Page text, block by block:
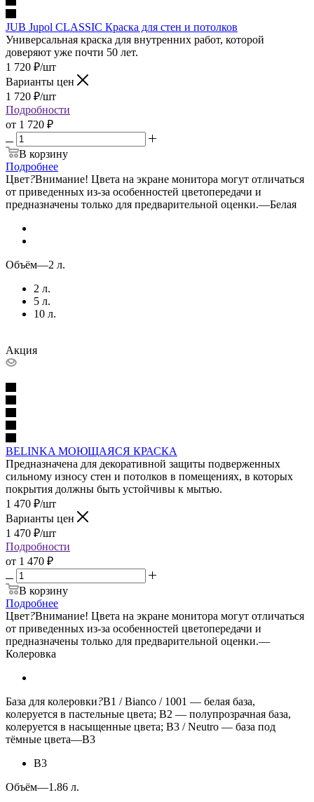
JUB Jupol CLASSIC Краска для стен и потолков
Универсальная краска для внутренних работ, которой
доверяют уже почти 50 лет.
1 720 ₽/шт
Варианты цен
1 720 ₽/шт
Подробности
от 1 720 ₽
В корзину
Подробнее
Цвет?Внимание! Цвета на экране монитора могут отличаться
от приведенных из-за особенностей цветопередачи и
предназначены только для предварительной оценки.—Белая
Объём—2 л.
2 л.
5 л.
10 л.
Акция
BELINKA МОЮЩАЯСЯ КРАСКА
Предназначена для декоративной защиты подверженных
сильному износу стен и потолков в помещениях, в которых
покрытия должны быть устойчивы к мытью.
1 470 ₽/шт
Варианты цен
1 470 ₽/шт
Подробности
от 1 470 ₽
В корзину
Подробнее
Цвет?Внимание! Цвета на экране монитора могут отличаться
от приведенных из-за особенностей цветопередачи и
предназначены только для предварительной оценки.—
Колеровка
База для колеровки?B1 / Bianco / 1001 — белая база,
колеруется в пастельные цвета; B2 — полупрозрачная база,
колеруется в насыщенные цвета; B3 / Neutro — база под
тёмные цвета—B3
B3
Объём—1.86 л.